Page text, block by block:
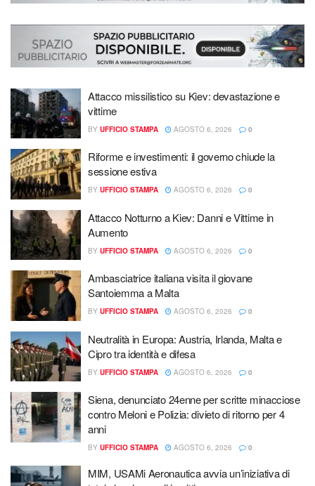
Attacco missilistico su Kiev: devastazione e
vittime
BY UFFICIO STAMPA AGOSTO 6, 2026 0
Riforme e investimenti: il governo chiude la
sessione estiva
BY UFFICIO STAMPA AGOSTO 6, 2026 0
Attacco Notturno a Kiev: Danni e Vittime in
Aumento
BY UFFICIO STAMPA AGOSTO 6, 2026 0
Ambasciatrice italiana visita il giovane
Santoiemma a Malta
BY UFFICIO STAMPA AGOSTO 6, 2026 0
Neutralità in Europa: Austria, Irlanda, Malta e
Cipro tra identità e difesa
BY UFFICIO STAMPA AGOSTO 6, 2026 0
Siena, denunciato 24enne per scritte minacciose
contro Meloni e Polizia: divieto di ritorno per 4
anni
BY UFFICIO STAMPA AGOSTO 6, 2026 0
MIM, USAMi Aeronautica avvia un’iniziativa di